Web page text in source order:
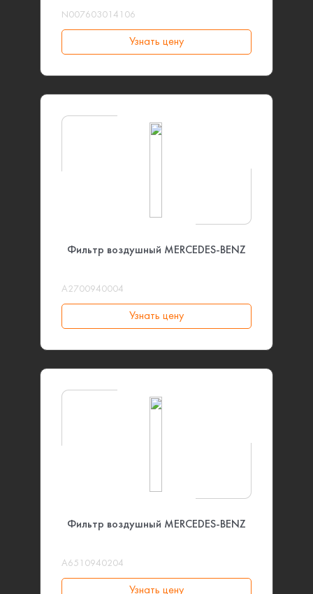
N007603014106
Узнать цену
Фильтр воздушный MERCEDES-BENZ
A2700940004
Узнать цену
Фильтр воздушный MERCEDES-BENZ
A6510940204
Узнать цену